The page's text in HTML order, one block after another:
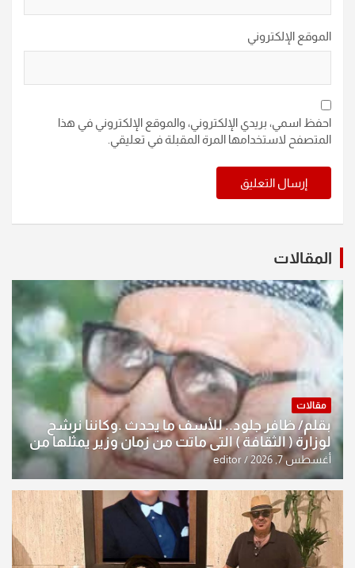
الموقع الإلكتروني
احفظ اسمي، بريدي الإلكتروني، والموقع الإلكتروني في هذا
المتصفح لاستخدامها المرة المقبلة في تعليقي.
المقالات
مقالات
بقلم/ ظافر جلود.. للأسف ما يحدث .وكاننا نرشح
لوزارة ( الثقافة ) التي ماتت من زمان وزير يمثلها من
النخبة والإرث العظيم للثقافة العراقية..
أغسطس 7, 2026 editor